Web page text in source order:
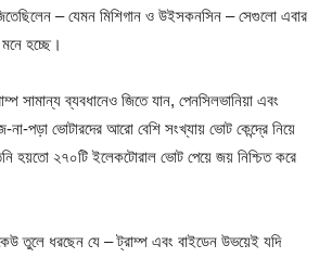
– যেমন মিশিগান ও উইসকনসিন – সেগুলো এবার
হচ্ছে।
সামান্য ব্যবধানেও জিতে যান, পেনসিলভানিয়া এবং
না-পড়া ভোটারদের আরো বেশি সংখ্যায় ভোট কেন্দ্রে নিয়ে
হয়তো ২৭০টি ইলেকটোরাল ভোট পেয়ে জয় নিশ্চিত করে
তুলে ধরছেন যে – ট্রাম্প এবং বাইডেন উভয়েই যদি